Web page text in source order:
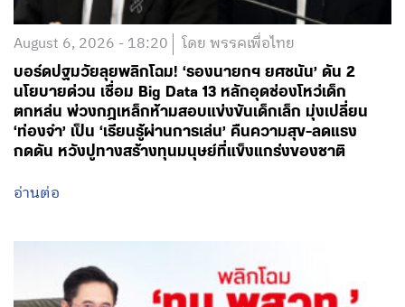
August 6, 2026 - 18:20 โดย พรรคเพื่อไทย
บอร์ดปฐมวัยลุยพลิกโฉม! ‘รองนายกฯ ยศชนัน’ ดัน 2
นโยบายด่วน เชื่อม Big Data 13 หลักอุดช่องโหว่เด็ก
ตกหล่น พ่วงกฎเหล็กห้ามสอบแข่งขันเด็กเล็ก มุ่งเปลี่ยน
‘ท่องจำ’ เป็น ‘เรียนรู้ผ่านการเล่น’ คืนความสุข-ลดแรง
กดดัน หวังปูทางสร้างทุนมนุษย์ที่แข็งแกร่งของชาติ
อ่านต่อ